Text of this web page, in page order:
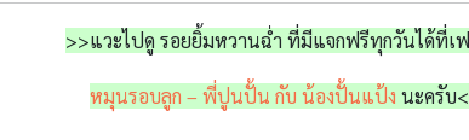
>>แวะไปดู รอยยิ้มหวานฉ่ำ ที่มีแจกฟรีทุกวันได้ที่เ
หมุนรอบลูก – พี่ปูนปั้น กับ น้องปั้นแป้ง นะครับ